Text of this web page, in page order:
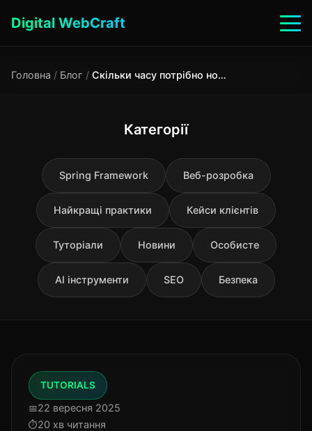
Digital WebCraft
Головна / Блог / Скільки часу потрібно новому сайту, щоб вийти в ТОП Google
Категорії
Spring Framework Веб-розробка
Найкращі практики Кейси клієнтів
Туторіали Новини Особисте
AI інструменти SEO Безпека
TUTORIALS
22 вересня 2025
20 хв читання